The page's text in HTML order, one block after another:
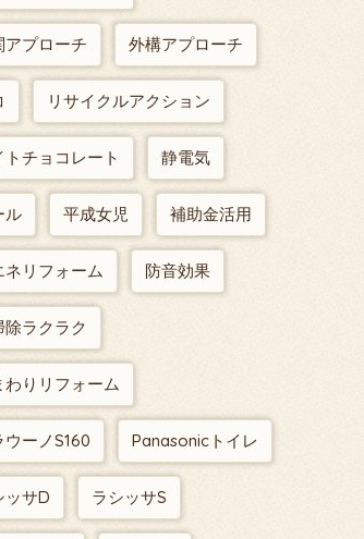
アプローチ 外構アプローチ
リサイクルアクション
トチョコレート 静電気
ル 平成女児 補助金活用
ネリフォーム 防音効果
除ラクラク
わりリフォーム
ウーノS160 Panasonicトイレ
ッサD ラシッサS